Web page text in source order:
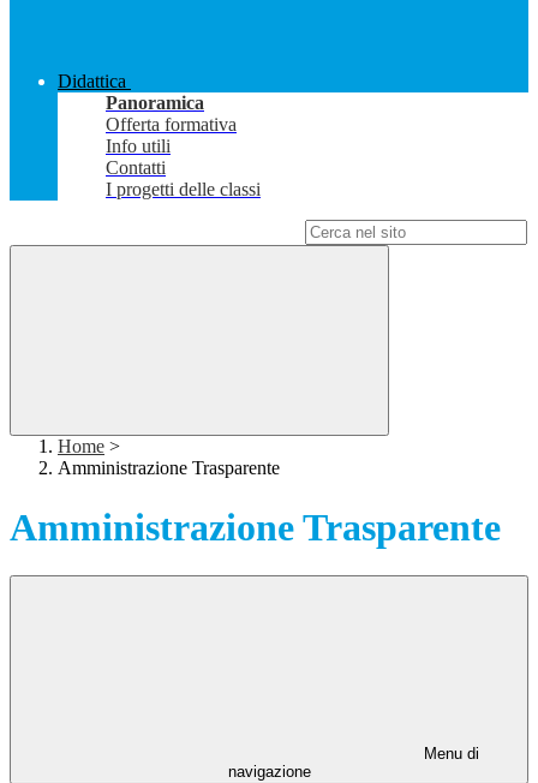
Didattica
Panoramica
Offerta formativa
Info utili
Contatti
I progetti delle classi
Home >
Amministrazione Trasparente
Amministrazione Trasparente
Menu di
navigazione